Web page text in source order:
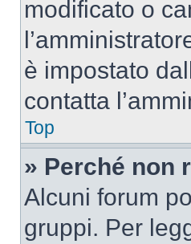
modificato o
è impostato
contatta
Top
» Perché non
Alcuni forum
gruppi. Per